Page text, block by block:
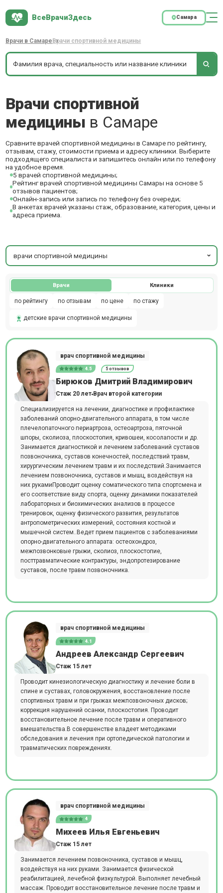
ВсеВрачиЗдесь Самара
Врачи в Самаре Врачи спортивной медицины
Врачи спортивной
медицины в Самаре
Сравните врачей спортивной медицины в Самаре по рейтингу,
отзывам, стажу, стоимости приема и адресу клиники. Выберите
подходящего специалиста и запишитесь онлайн или по телефону
на удобное время.
5 врачей спортивной медицины;
Рейтинг врачей спортивной медицины Самары на основе 5
отзывов пациентов;
Онлайн-запись или запись по телефону без очереди;
В анкетах врачей указаны стаж, образование, категория, цены и
адреса приема.
врачи спортивной медицины
Врачи Клиники
по рейтингу по отзывам по цене по стажу
детские врачи спортивной медицины
врач спортивной медицины
4.5 5 отзывов
Бирюков Дмитрий Владимирович
Стаж 20 лет Врач второй категории
Специализируется на лечении, диагностике и профилактике
заболеваний опорно-двигательного аппарата, в том числе
плечелопаточного периартроза, остеоартроза, пяточной
шпоры, сколиоза, плоскостопия, кривошеи, косолапости и др.
Занимается диагностикой и лечением заболеваний суставов
позвоночника, суставов конечностей, последствий травм,
хирургическим лечением травм и их последствий.Занимается
лечением позвоночника, суставов и мышц, воздействуя на
них рукамиПроводит оценку соматического типа спортсмена и
его соответствие виду спорта, оценку динамики показателей
лабораторных и биохимических анализов в процессе
тренировок, оценку физического развития, результатов
антропометрических измерений, состояния костной и
мышечной систем..Ведет прием пациентов с заболеваниями
опорно-двигательного аппарата: остеохондроз,
межпозвонковые грыжи, сколиоз, плоскостопие,
посттравматические контрактуры, эндопротезирование
суставов, после травм позвоночника.
врач спортивной медицины
4.1
Андреев Александр Сергеевич
Стаж 15 лет
Проводит кинезиологическую диагностику и лечение боли в
спине и суставах, головокружения, восстановление после
спортивных травм и при грыжах межпозвоночных дисков;
коррекция нарушений осанки, плоскостопия. Проводит
восстановительное лечение после травм и оперативного
вмешательства.В совершенстве владеет методиками
обследования и лечения при ортопедической патологии и
травматических повреждениях.
врач спортивной медицины
4
Михеев Илья Евгеньевич
Стаж 15 лет
Занимается лечением позвоночника, суставов и мышц,
воздействуя на них руками. Занимается физической
реабилитацией, лечебной физкультурой. Выполняет лечебный
массаж. Проводит восстановительное лечение после травм и